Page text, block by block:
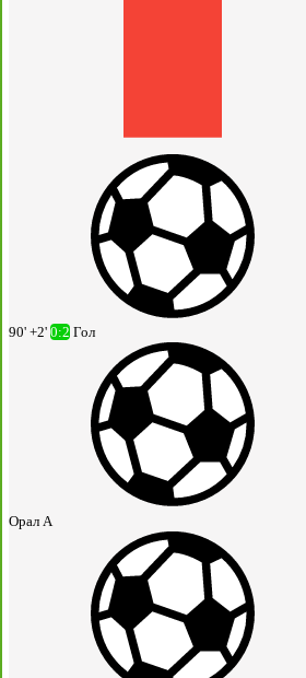
90' +2' 0:2 Гол
Орал А